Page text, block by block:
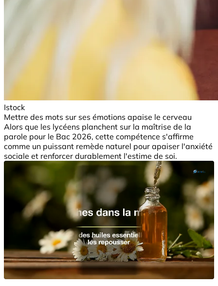
Istock
Mettre des mots sur ses émotions apaise le cerveau
Alors que les lycéens planchent sur la maîtrise de la
parole pour le Bac 2026, cette compétence s'affirme
comme un puissant remède naturel pour apaiser l'anxiété
sociale et renforcer durablement l'estime de soi.